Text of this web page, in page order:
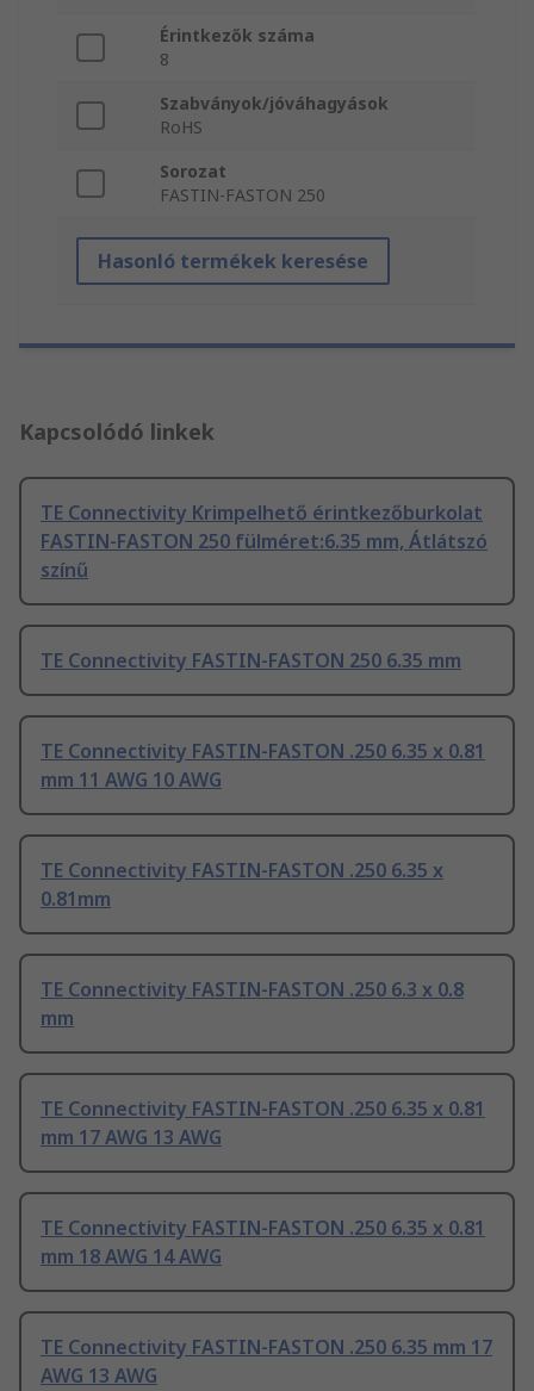
Érintkezők száma
8
Szabványok/jóváhagyások
RoHS
Sorozat
FASTIN-FASTON 250
Hasonló termékek keresése
Kapcsolódó linkek
TE Connectivity Krimpelhető érintkezőburkolat
FASTIN-FASTON 250 fülméret:6.35 mm, Átlátszó
színű
TE Connectivity FASTIN-FASTON 250 6.35 mm
TE Connectivity FASTIN-FASTON .250 6.35 x 0.81
mm 11 AWG 10 AWG
TE Connectivity FASTIN-FASTON .250 6.35 x
0.81mm
TE Connectivity FASTIN-FASTON .250 6.3 x 0.8
mm
TE Connectivity FASTIN-FASTON .250 6.35 x 0.81
mm 17 AWG 13 AWG
TE Connectivity FASTIN-FASTON .250 6.35 x 0.81
mm 18 AWG 14 AWG
TE Connectivity FASTIN-FASTON .250 6.35 mm 17
AWG 13 AWG